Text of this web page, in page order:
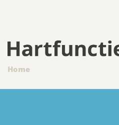
Home